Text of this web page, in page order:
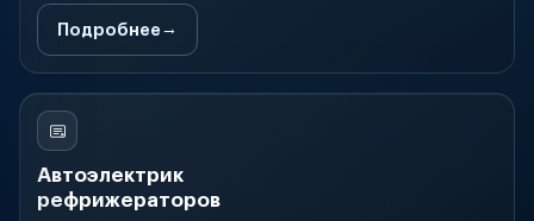
Подробнее
Автоэлектрик
рефрижераторов